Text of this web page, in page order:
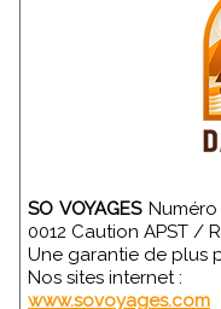
SO VOYAGESNuméro
0012 Caution APST /
Une garantie de plus
Nos sites internet :
www.sovoyages.com